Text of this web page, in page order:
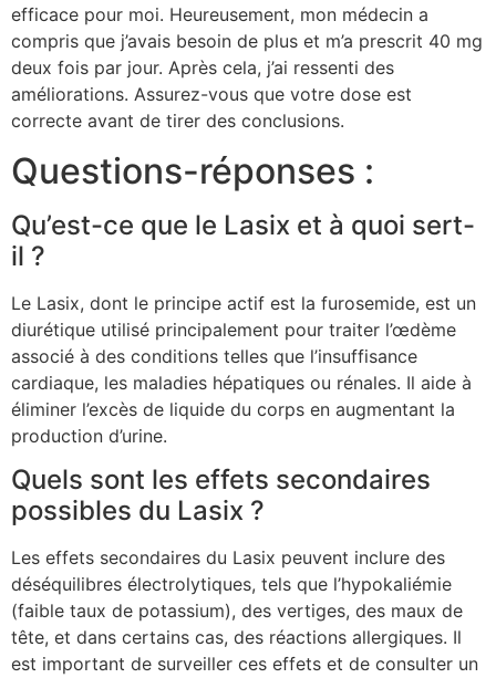
efficace pour moi. Heureusement, mon médecin a
compris que j’avais besoin de plus et m’a prescrit 40 mg
deux fois par jour. Après cela, j’ai ressenti des
améliorations. Assurez-vous que votre dose est
correcte avant de tirer des conclusions.
Questions-réponses :
Qu’est-ce que le Lasix et à quoi sert-
il ?
Le Lasix, dont le principe actif est la furosemide, est un
diurétique utilisé principalement pour traiter l’œdème
associé à des conditions telles que l’insuffisance
cardiaque, les maladies hépatiques ou rénales. Il aide à
éliminer l’excès de liquide du corps en augmentant la
production d’urine.
Quels sont les effets secondaires
possibles du Lasix ?
Les effets secondaires du Lasix peuvent inclure des
déséquilibres électrolytiques, tels que l’hypokaliémie
(faible taux de potassium), des vertiges, des maux de
tête, et dans certains cas, des réactions allergiques. Il
est important de surveiller ces effets et de consulter un